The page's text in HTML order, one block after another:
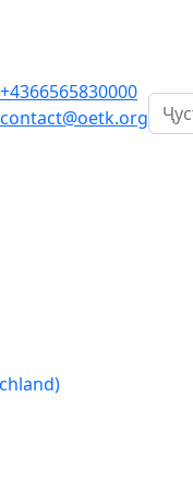
+4366565830000
contact@oetk.org